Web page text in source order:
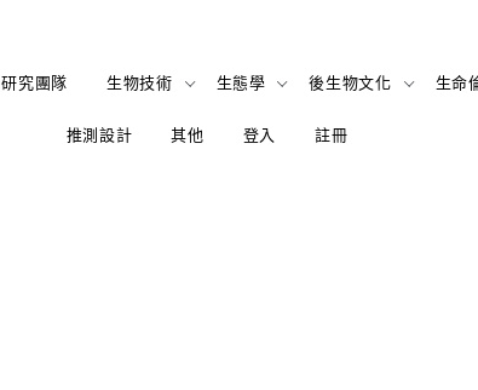
研究團隊 生物技術 生態學 後生物文化 生命
推測設計 其他 登入 註冊